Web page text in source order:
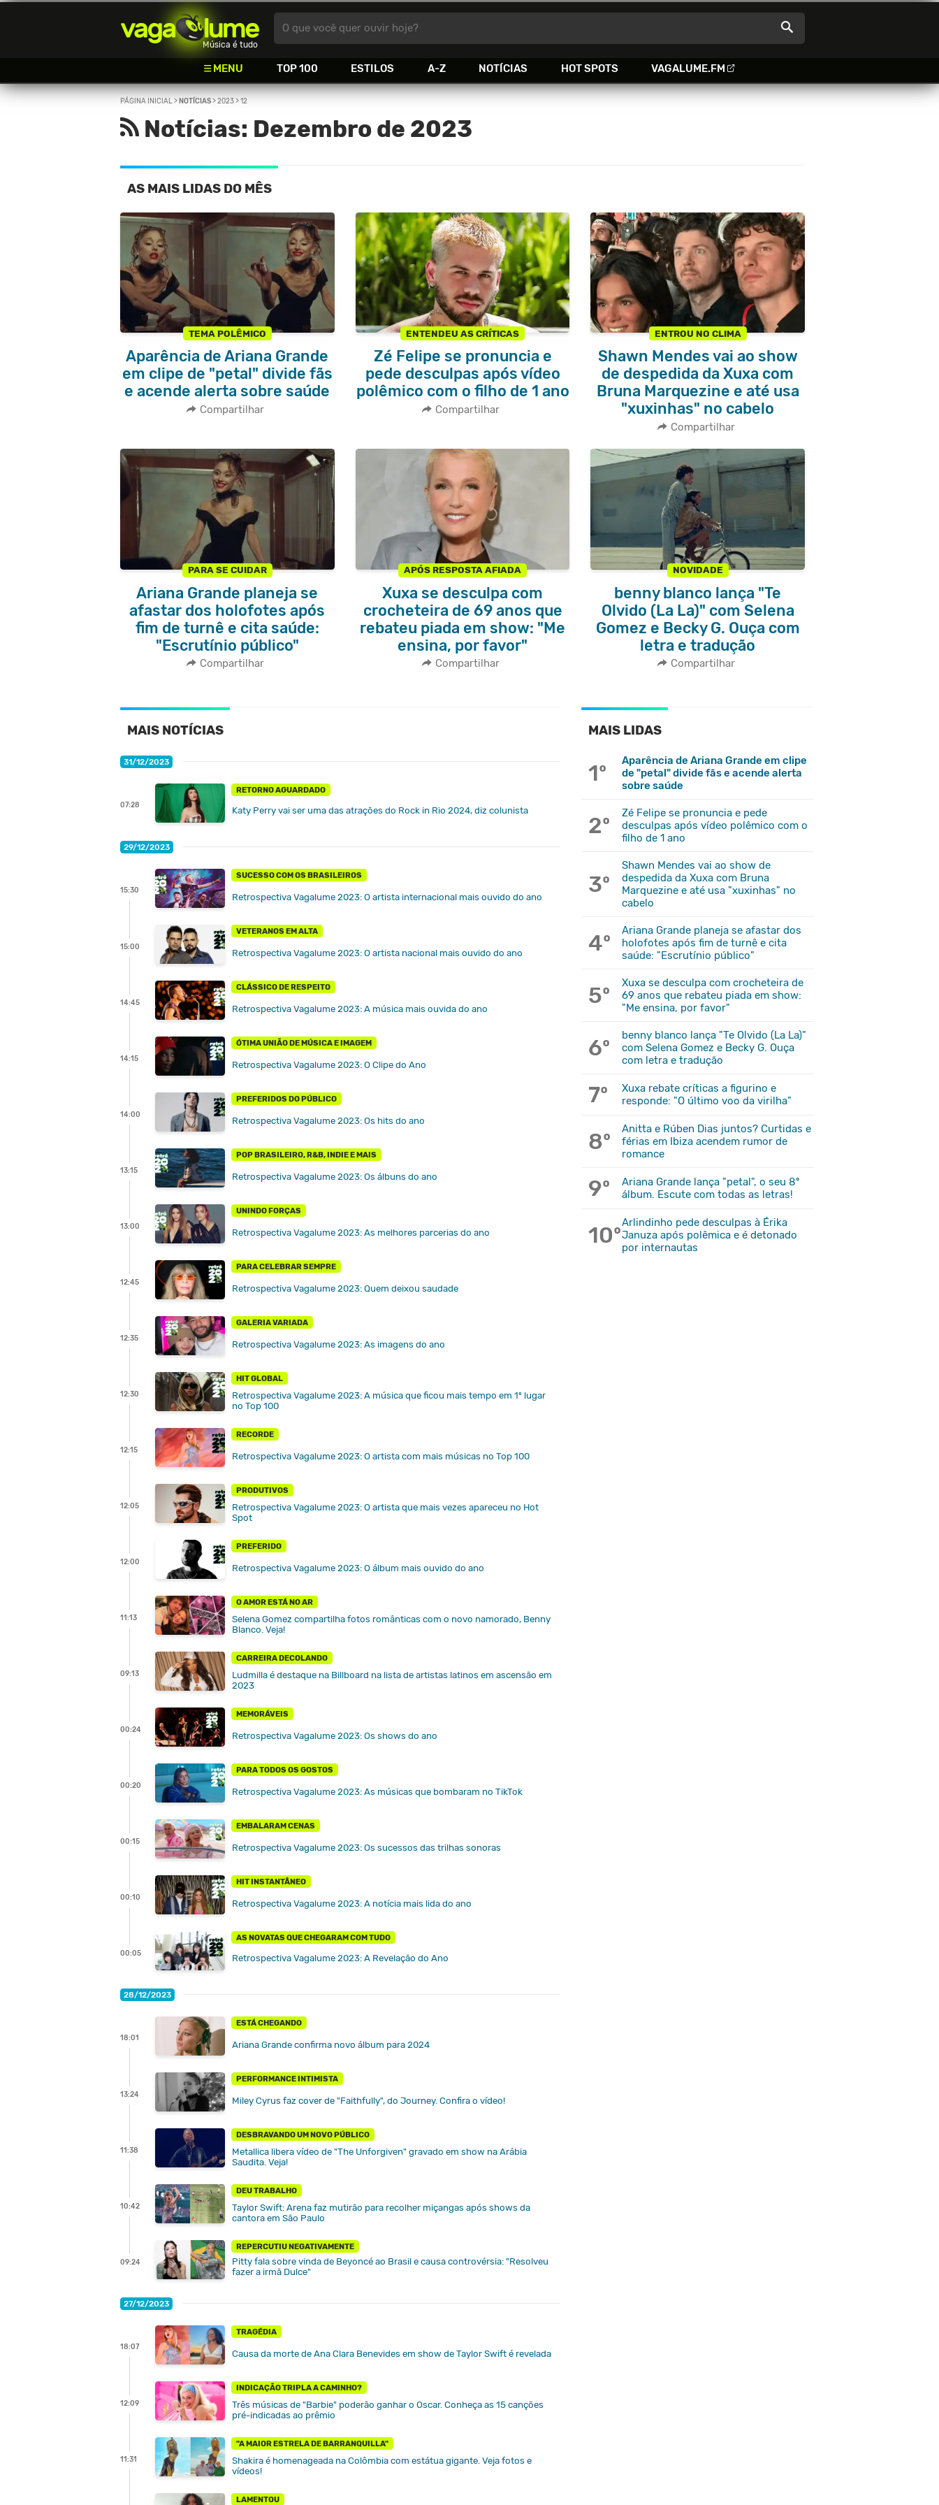
Vagalume
Música é tudo
MENU TOP 100 ESTILOS A-Z NOTÍCIAS HOT SPOTS VAGALUME.FM
O que você quer ouvir hoje?
PÁGINA INICIAL> NOTÍCIAS>2023>12
Notícias: Dezembro de 2023
AS MAIS LIDAS DO MÊS
TEMA POLÊMICO
Aparência de Ariana Grande
em clipe de "petal" divide fãs
e acende alerta sobre saúde
Compartilhar
ENTENDEU AS CRÍTICAS
Zé Felipe se pronuncia e
pede desculpas após vídeo
polêmico com o filho de 1 ano
Compartilhar
ENTROU NO CLIMA
Shawn Mendes vai ao show
de despedida da Xuxa com
Bruna Marquezine e até usa
"xuxinhas" no cabelo
Compartilhar
PARA SE CUIDAR
Ariana Grande planeja se
afastar dos holofotes após
fim de turnê e cita saúde:
"Escrutínio público"
Compartilhar
APÓS RESPOSTA AFIADA
Xuxa se desculpa com
crocheteira de 69 anos que
rebateu piada em show: "Me
ensina, por favor"
Compartilhar
NOVIDADE
benny blanco lança "Te
Olvido (La La)" com Selena
Gomez e Becky G. Ouça com
letra e tradução
Compartilhar
MAIS NOTÍCIAS
31/12/2023
07:28
RETORNO AGUARDADO
Katy Perry vai ser uma das atrações do Rock in Rio 2024, diz colunista
29/12/2023
15:30
SUCESSO COM OS BRASILEIROS
Retrospectiva Vagalume 2023: O artista internacional mais ouvido do ano
15:00
VETERANOS EM ALTA
Retrospectiva Vagalume 2023: O artista nacional mais ouvido do ano
14:45
CLÁSSICO DE RESPEITO
Retrospectiva Vagalume 2023: A música mais ouvida do ano
14:15
ÓTIMA UNIÃO DE MÚSICA E IMAGEM
Retrospectiva Vagalume 2023: O Clipe do Ano
14:00
PREFERIDOS DO PÚBLICO
Retrospectiva Vagalume 2023: Os hits do ano
13:15
POP BRASILEIRO, R&B, INDIE E MAIS
Retrospectiva Vagalume 2023: Os álbuns do ano
13:00
UNINDO FORÇAS
Retrospectiva Vagalume 2023: As melhores parcerias do ano
12:45
PARA CELEBRAR SEMPRE
Retrospectiva Vagalume 2023: Quem deixou saudade
12:35
GALERIA VARIADA
Retrospectiva Vagalume 2023: As imagens do ano
12:30
HIT GLOBAL
Retrospectiva Vagalume 2023: A música que ficou mais tempo em 1º lugar
no Top 100
12:15
RECORDE
Retrospectiva Vagalume 2023: O artista com mais músicas no Top 100
12:05
PRODUTIVOS
Retrospectiva Vagalume 2023: O artista que mais vezes apareceu no Hot
Spot
12:00
PREFERIDO
Retrospectiva Vagalume 2023: O álbum mais ouvido do ano
11:13
O AMOR ESTÁ NO AR
Selena Gomez compartilha fotos românticas com o novo namorado, Benny
Blanco. Veja!
09:13
CARREIRA DECOLANDO
Ludmilla é destaque na Billboard na lista de artistas latinos em ascensão em
2023
00:24
MEMORÁVEIS
Retrospectiva Vagalume 2023: Os shows do ano
00:20
PARA TODOS OS GOSTOS
Retrospectiva Vagalume 2023: As músicas que bombaram no TikTok
00:15
EMBALARAM CENAS
Retrospectiva Vagalume 2023: Os sucessos das trilhas sonoras
00:10
HIT INSTANTÂNEO
Retrospectiva Vagalume 2023: A notícia mais lida do ano
00:05
AS NOVATAS QUE CHEGARAM COM TUDO
Retrospectiva Vagalume 2023: A Revelação do Ano
28/12/2023
18:01
ESTÁ CHEGANDO
Ariana Grande confirma novo álbum para 2024
13:24
PERFORMANCE INTIMISTA
Miley Cyrus faz cover de "Faithfully", do Journey. Confira o vídeo!
11:38
DESBRAVANDO UM NOVO PÚBLICO
Metallica libera vídeo de "The Unforgiven" gravado em show na Arábia
Saudita. Veja!
10:42
DEU TRABALHO
Taylor Swift: Arena faz mutirão para recolher miçangas após shows da
cantora em São Paulo
09:24
REPERCUTIU NEGATIVAMENTE
Pitty fala sobre vinda de Beyoncé ao Brasil e causa controvérsia: "Resolveu
fazer a irmã Dulce"
27/12/2023
18:07
TRAGÉDIA
Causa da morte de Ana Clara Benevides em show de Taylor Swift é revelada
12:09
INDICAÇÃO TRIPLA A CAMINHO?
Três músicas de "Barbie" poderão ganhar o Oscar. Conheça as 15 canções
pré-indicadas ao prêmio
11:31
"A MAIOR ESTRELA DE BARRANQUILLA"
Shakira é homenageada na Colômbia com estátua gigante. Veja fotos e
vídeos!
LAMENTOU
MAIS LIDAS
1º
Aparência de Ariana Grande em clipe
de "petal" divide fãs e acende alerta
sobre saúde
2º
Zé Felipe se pronuncia e pede
desculpas após vídeo polêmico com o
filho de 1 ano
3º
Shawn Mendes vai ao show de
despedida da Xuxa com Bruna
Marquezine e até usa "xuxinhas" no
cabelo
4º
Ariana Grande planeja se afastar dos
holofotes após fim de turnê e cita
saúde: "Escrutínio público"
5º
Xuxa se desculpa com crocheteira de
69 anos que rebateu piada em show:
"Me ensina, por favor"
6º
benny blanco lança "Te Olvido (La La)"
com Selena Gomez e Becky G. Ouça
com letra e tradução
7º
Xuxa rebate críticas a figurino e
responde: "O último voo da virilha"
8º
Anitta e Rúben Dias juntos? Curtidas e
férias em Ibiza acendem rumor de
romance
9º
Ariana Grande lança "petal", o seu 8º
álbum. Escute com todas as letras!
10ºArlindinho pede desculpas à Érika
Januza após polêmica e é detonado
por internautas